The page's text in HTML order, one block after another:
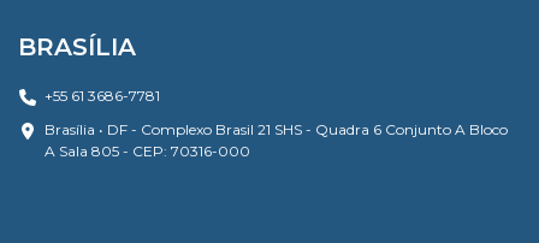
BRASÍLIA
+55 61 3686-7781
Brasília • DF - Complexo Brasil 21 SHS - Quadra 6 Conjunto A Bloco
A Sala 805 - CEP: 70316-000